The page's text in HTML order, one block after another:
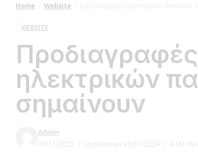
Home Website Προδιαγραφές ηλεκτρικών πατινιών:
WEBSITE
Προδιαγραφές
ηλεκτρικών
σημαίνουν
Admin
08/11/2023
Updated on 05/07/2024 4 Min